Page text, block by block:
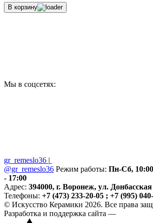
В корзину
Мы в соцсетях:
gr_remeslo36 |
@gr_remeslo36 Режим работы: Пн-Сб,
- 17:00
Адрес: 394000, г. Воронеж, ул.
Телефоны: +7 (473) 233-20-05 ; +7 (995)
© Искусство Керамики 2026. Все права
Разработка и поддержка сайта —